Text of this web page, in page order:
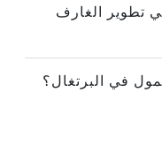
في البرتغال؟